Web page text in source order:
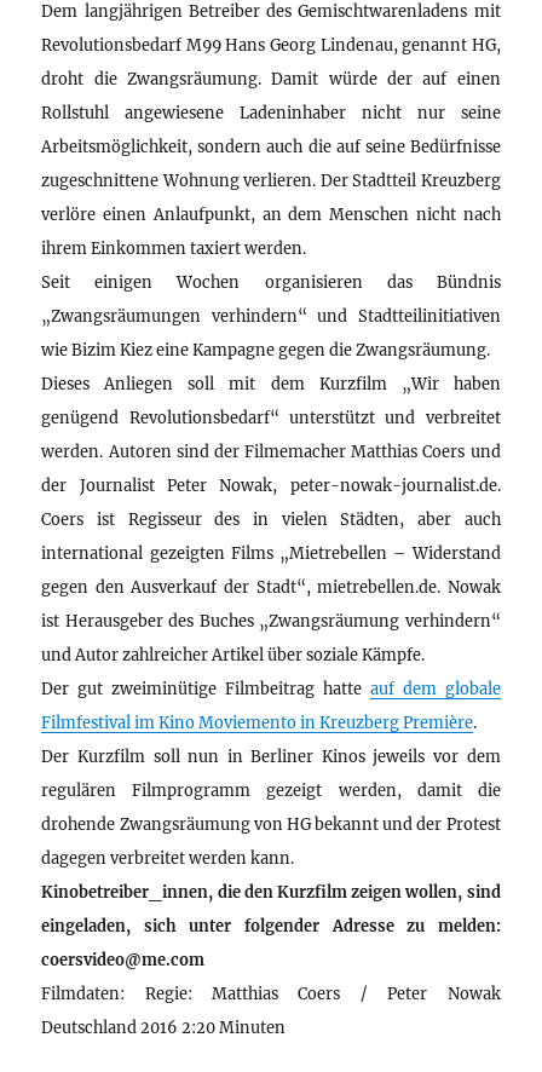
Dem langjährigen Betreiber des Gemischtwarenladens mit
Revolutionsbedarf M99 Hans Georg Lindenau, genannt HG,
droht die Zwangsräumung. Damit würde der auf einen
Rollstuhl angewiesene Ladeninhaber nicht nur seine
Arbeitsmöglichkeit, sondern auch die auf seine Bedürfnisse
zugeschnittene Wohnung verlieren. Der Stadtteil Kreuzberg
verlöre einen Anlaufpunkt, an dem Menschen nicht nach
ihrem Einkommen taxiert werden.
Seit einigen Wochen organisieren das Bündnis
„Zwangsräumungen verhindern“ und Stadtteilinitiativen
wie Bizim Kiez eine Kampagne gegen die Zwangsräumung.
Dieses Anliegen soll mit dem Kurzfilm „Wir haben
genügend Revolutionsbedarf“ unterstützt und verbreitet
werden. Autoren sind der Filmemacher Matthias Coers und
der Journalist Peter Nowak, peter-nowak-journalist.de.
Coers ist Regisseur des in vielen Städten, aber auch
international gezeigten Films „Mietrebellen – Widerstand
gegen den Ausverkauf der Stadt“, mietrebellen.de. Nowak
ist Herausgeber des Buches „Zwangsräumung verhindern“
und Autor zahlreicher Artikel über soziale Kämpfe.
Der gut zweiminütige Filmbeitrag hatte auf dem globale
Filmfestival im Kino Moviemento in Kreuzberg Première.
Der Kurzfilm soll nun in Berliner Kinos jeweils vor dem
regulären Filmprogramm gezeigt werden, damit die
drohende Zwangsräumung von HG bekannt und der Protest
dagegen verbreitet werden kann.
Kinobetreiber_innen, die den Kurzfilm zeigen wollen, sind
eingeladen, sich unter folgender Adresse zu melden:
coersvideo@me.com
Filmdaten: Regie: Matthias Coers / Peter Nowak
Deutschland 2016 2:20 Minuten